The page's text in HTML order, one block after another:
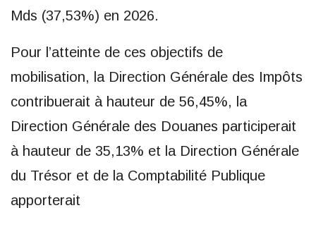
Mds (37,53%) en 2026.
Pour l’atteinte de ces objectifs de
mobilisation, la Direction Générale des Impôts
contribuerait à hauteur de 56,45%, la
Direction Générale des Douanes participerait
à hauteur de 35,13% et la Direction Générale
du Trésor et de la Comptabilité Publique
apporterait